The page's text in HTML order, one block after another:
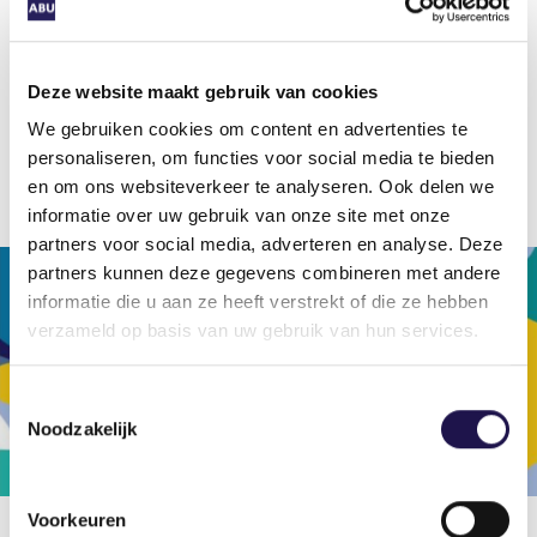
Deze website maakt gebruik van cookies
We gebruiken cookies om content en advertenties te
personaliseren, om functies voor social media te bieden
en om ons websiteverkeer te analyseren. Ook delen we
informatie over uw gebruik van onze site met onze
partners voor social media, adverteren en analyse. Deze
partners kunnen deze gegevens combineren met andere
informatie die u aan ze heeft verstrekt of die ze hebben
verzameld op basis van uw gebruik van hun services.
Noodzakelijk
Voorkeuren
handelen. Persoonlijk contact helpt daarbij. Onze
voorwaarden als medewerkers in vaste dienst.
Daar maken we ons hard voor en zo bouwen we
aan het vertrouwen dat de basis is voor iedere
arbeidsrelatie.”